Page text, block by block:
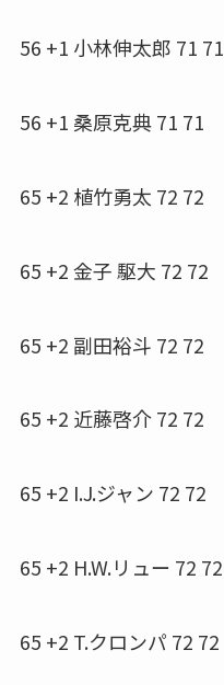
56 +1 小林伸太郎 71 71
56 +1 桑原克典 71 71
65 +2 植竹勇太 72 72
65 +2 金子 駆大 72 72
65 +2 副田裕斗 72 72
65 +2 近藤啓介 72 72
65 +2 I.J.ジャン 72 72
65 +2 H.W.リュー 72 72
65 +2 T.クロンパ 72 72